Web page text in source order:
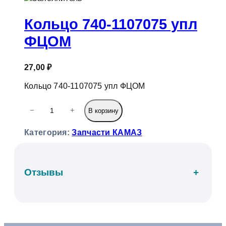
Кольцо 740-1107075 упл
ФЦОМ
27,00₽
Кольцо 740-1107075 упл ФЦОМ
и
с
т
− + В корзину
Категория:Запчасти КАМАЗ
Отзывы +